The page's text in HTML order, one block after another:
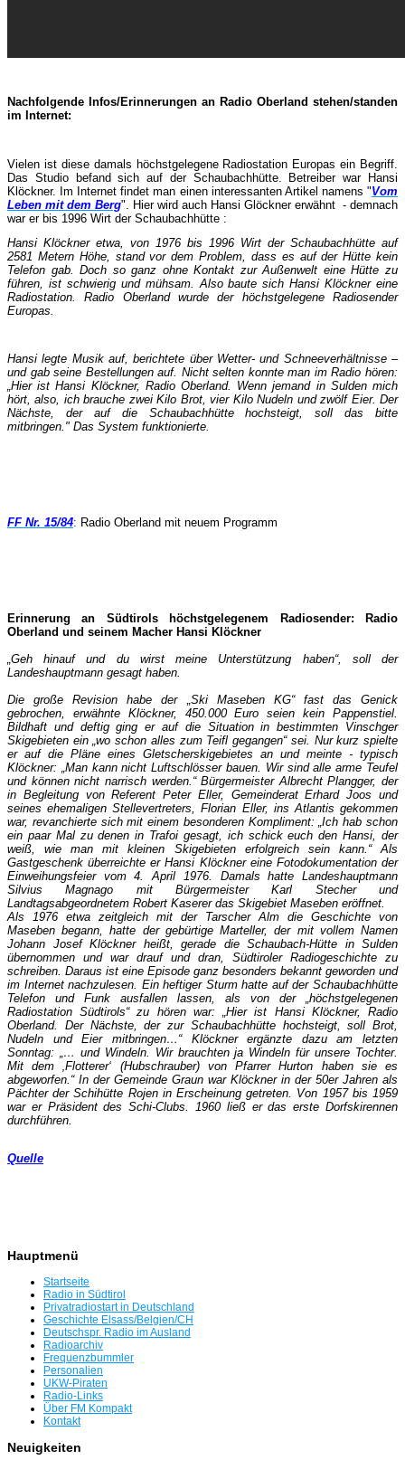
Nachfolgende Infos/Erinnerungen an Radio Oberland stehen/standen
im Internet:
Vielen ist diese damals höchstgelegene Radiostation Europas ein Begriff.
Das Studio befand sich auf der Schaubachhütte. Betreiber war Hansi
Klöckner. Im Internet findet man einen interessanten Artikel namens "Vom
Leben mit dem Berg". Hier wird auch Hansi Glöckner erwähnt - demnach
war er bis 1996 Wirt der Schaubachhütte :
Hansi Klöckner etwa, von 1976 bis 1996 Wirt der Schaubachhütte auf
2581 Metern Höhe, stand vor dem Problem, dass es auf der Hütte kein
Telefon gab. Doch so ganz ohne Kontakt zur Außenwelt eine Hütte zu
führen, ist schwierig und mühsam. Also baute sich Hansi Klöckner eine
Radiostation. Radio Oberland wurde der höchstgelegene Radiosender
Europas.
Hansi legte Musik auf, berichtete über Wetter- und Schneeverhältnisse –
und gab seine Bestellungen auf. Nicht selten konnteman im Radio hören:
„Hier ist Hansi Klöckner, Radio Oberland. Wenn jemand in Sulden mich
hört, also, ich brauche zweiKilo Brot, vier Kilo Nudeln und zwölf Eier. Der
Nächste, der auf die Schaubachhütte hochsteigt, soll das bitte
mitbringen." Das System funktionierte.
FF Nr. 15/84: Radio Oberland mit neuem Programm
Erinnerung an Südtirols höchstgelegenem Radiosender: Radio
Oberland und seinem Macher Hansi Klöckner
„Geh hinauf und du wirst meine Unterstützung haben“, soll der
Landeshauptmann gesagt haben.
Die große Revision habeder „Ski Maseben KG“ fast das Genick
gebrochen, erwähnte Klöckner, 450.000 Euro seien kein Pappenstiel.
Bildhaft und deftig ging er auf die Situation in bestimmten Vinschger
Skigebieten ein „wo schon alles zum Teifl gegangen“ sei. Nur kurz spielte
er auf die Pläne eines Gletscherskigebietes an und meinte - typisch
Klöckner: „Man kann nicht Luftschlösser bauen. Wir sind alle arme Teufel
und können nicht narrisch werden.“ Bürgermeister Albrecht Plangger, der
in Begleitung von Referent Peter Eller, Gemeinderat Erhard Joos und
seines ehemaligen Stellevertreters, Florian Eller, ins Atlantis gekommen
war, revanchierte sich mit einem besonderen Kompliment: „Ich hab schon
ein paar Mal zu denen in ­Trafoi gesagt, ich schick euch den Hansi, der
weiß, wie man mit kleinen Skigebieten erfolgreich sein kann.“ Als
Gastgeschenk überreichte er Hansi Klöckner eine Fotodokumentation der
Einweihungsfeier vom 4. April 1976. Damals hatte Landeshauptmann
Silvius Magnago mit Bürgermeister Karl Stecher und
Landtagsabgeordnetem Robert Kaserer das Skigebiet Maseben eröffnet.
Als 1976 etwa zeitgleich mit der Tarscher Alm die Geschichte von
Maseben begann, hatte der gebürtige Marteller, der mit vollem Namen
Johann Josef Klöckner heißt, gerade die Schaubach-Hütte in Sulden
übernommen und war drauf und dran, Südtiroler Radiogeschichte zu
schreiben. Daraus ist eine Episode ganz besonders bekannt geworden und
im Internet nachzulesen. Ein heftiger Sturm hatte auf der Schaubachhütte
Telefon und Funk ausfallen lassen, als von der „höchstgelegenen
Radiostation Südtirols“ zu hören war: „Hier ist Hansi Klöckner, Radio
Oberland. Der Nächste, der zur Schaubachhütte hochsteigt, soll Brot,
Nudeln und Eier mitbringen…“ Klöckner ergänzte dazu am letzten
Sonntag: „… und Windeln. Wir brauchten ja Windeln für unsere Tochter.
Mit dem ‚Flotterer‘ ­(Hubschrauber) von Pfarrer Hurton haben sie es
abgeworfen.“ In der Gemeinde Graun war Klöckner in der 50er Jahren als
Pächter der Schihütte Rojen in Erscheinung getreten. Von 1957 bis 1959
war er Präsident des Schi-Clubs. 1960 ließ er das erste Dorfskirennen
durch­führen.
Quelle
Hauptmenü
Startseite
Radio in Südtirol
Privatradiostart in Deutschland
Geschichte Elsass/Belgien/CH
Deutschspr. Radio im Ausland
Radioarchiv
Frequenzbummler
Personalien
UKW-Piraten
Radio-Links
Über FM Kompakt
Kontakt
Neuigkeiten